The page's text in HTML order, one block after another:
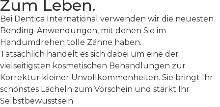
Zum Leben.
Bei Dentica International verwenden wir die neuesten
Bonding-Anwendungen, mit denen Sie im
Handumdrehen tolle Zähne haben.
Tatsächlich handelt es sich dabei um eine der
vielseitigsten kosmetischen Behandlungen zur
Korrektur kleiner Unvollkommenheiten. Sie bringt Ihr
schönstes Lächeln zum Vorschein und stärkt Ihr
Selbstbewusstsein.